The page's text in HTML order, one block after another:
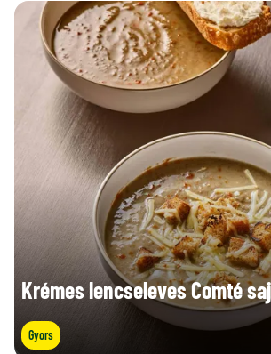
Krémes lencseleves Comté
Gyors